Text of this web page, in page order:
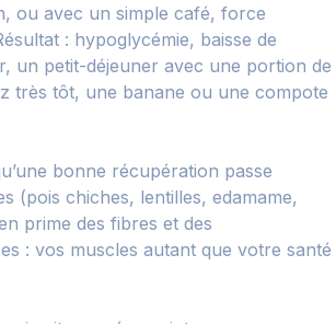
ou avec un simple café, force
: hypoglycémie, baisse de
un petit-déjeuner avec une portion de
très tôt, une banane ou une compote
bonne récupération passe
(pois chiches, lentilles, edamame,
prime des fibres et des
: vos muscles autant que votre santé